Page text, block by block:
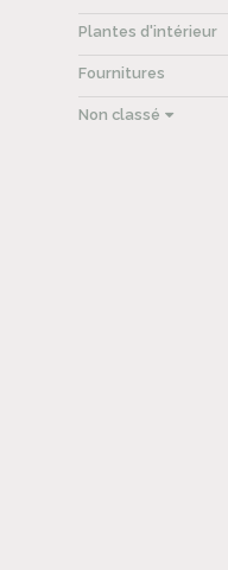
Plantes d'intérieur
Fournitures
Non classé